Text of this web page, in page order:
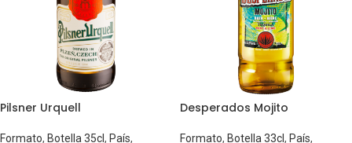
Pilsner Urquell
Formato, Botella 35cl, País,
Desperados Mojito
Formato, Botella 33cl, País,